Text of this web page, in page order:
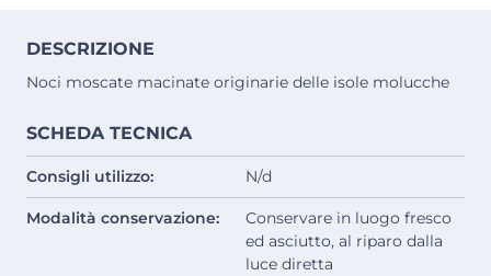
DESCRIZIONE
Noci moscate macinate originarie delle isole molucche
SCHEDA TECNICA
Consigli utilizzo: N/d
Modalità conservazione:
Conservare in luogo fresco
ed asciutto, al riparo dalla
luce diretta